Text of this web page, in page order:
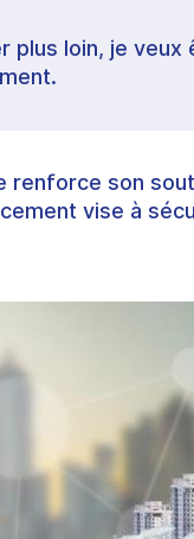
plus loin, je
renforce son
vise à